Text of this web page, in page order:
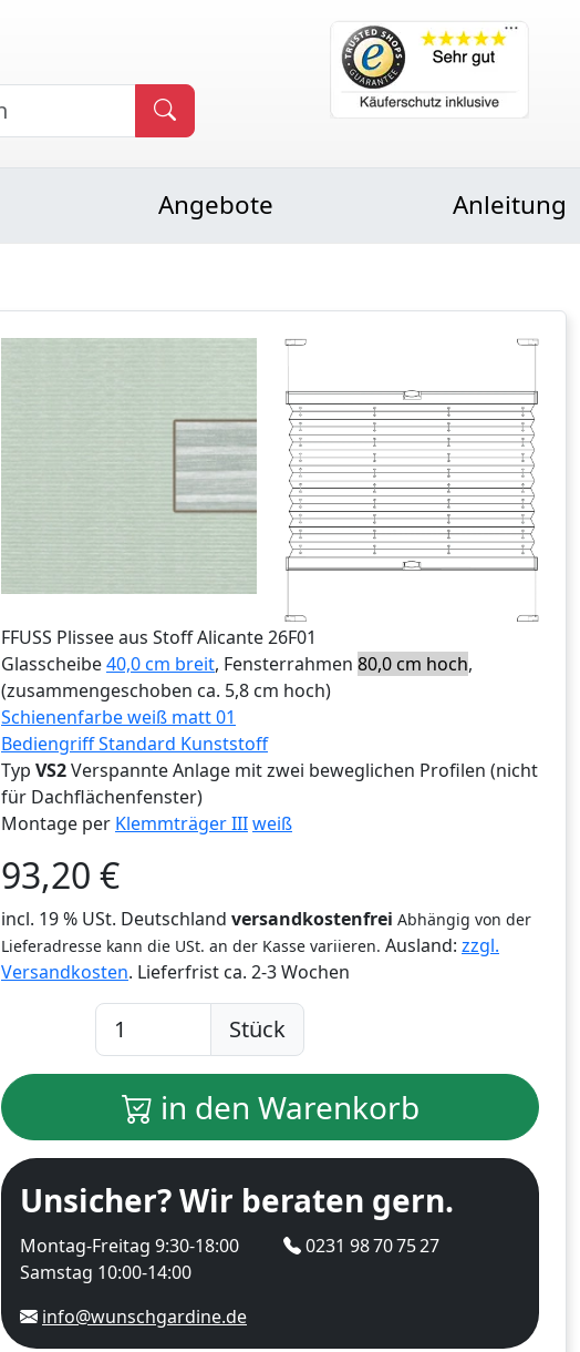
Angebote Anleitung
FFUSS Plissee aus Stoff Alicante 26F01
Glasscheibe40,0 cm breit, Fensterrahmen 80,0 cm hoch,
(zusammengeschoben ca. 5,8 cm hoch)
Schienenfarbe weiß matt 01
Bediengriff Standard Kunststoff
Typ VS2Verspannte Anlage mit zwei beweglichen Profilen (nicht
für Dachflächenfenster)
Montage per Klemmträger IIIweiß
93,20 €
incl. 19 % USt. Deutschland versandkostenfrei Abhängig von der
Lieferadresse kann die USt. an der Kasse variieren. Ausland: zzgl.
Versandkosten. Lieferfrist ca. 2-3 Wochen
Stück
in den Warenkorb
Unsicher? Wir beraten gern.
Montag-Freitag 9:30-18:00
Samstag 10:00-14:00
0231 98 70 75 27
info@wunschgardine.de